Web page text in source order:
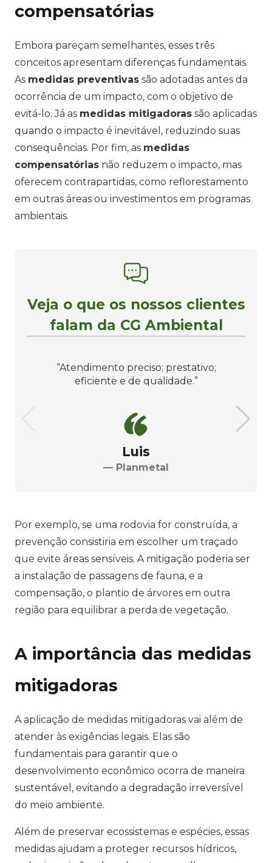
compensatórias
Embora pareçam semelhantes, esses três
conceitos apresentam diferenças fundamentais.
As medidas preventivas são adotadas antes da
ocorrência de um impacto, com o objetivo de
evitá-lo. Já as medidas mitigadoras são aplicadas
quando o impacto é inevitável, reduzindo suas
consequências. Por fim, as medidas
compensatórias não reduzem o impacto, mas
oferecem contrapartidas, como reflorestamento
em outras áreas ou investimentos em programas
ambientais.
Veja o que os nossos clientes
falam da CG Ambiental
“Atendimento preciso; prestativo;
eficiente e de qualidade.”
Luis
— Planmetal
Por exemplo, se uma rodovia for construída, a
prevenção consistiria em escolher um traçado
que evite áreas sensíveis. A mitigação poderia ser
a instalação de passagens de fauna, e a
compensação, o plantio de árvores em outra
região para equilibrar a perda de vegetação.
A importância das medidas
mitigadoras
A aplicação de medidas mitigadoras vai além de
atender às exigências legais. Elas são
fundamentais para garantir que o
desenvolvimento econômico ocorra de maneira
sustentável, evitando a degradação irreversível
do meio ambiente.
Além de preservar ecossistemas e espécies, essas
medidas ajudam a proteger recursos hídricos,